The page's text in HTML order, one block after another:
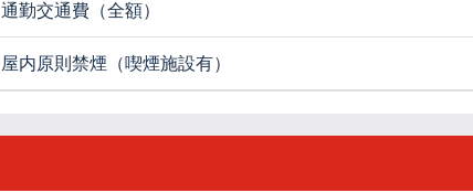
通勤交通費（全額）
屋内原則禁煙（喫煙施設有）